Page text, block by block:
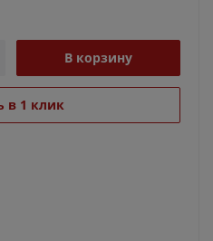
В корзину
в 1 клик